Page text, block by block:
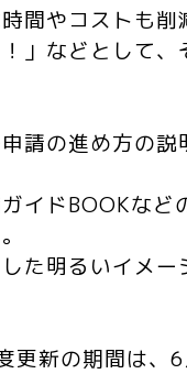
間やコストも削
」などとして、
請の進め方の説
イドBOOKなど
た明るいイメー
更新の期間は、